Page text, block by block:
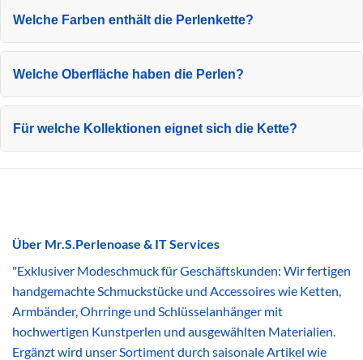
Welche Farben enthält die Perlenkette?
Welche Oberfläche haben die Perlen?
Für welche Kollektionen eignet sich die Kette?
Über Mr.S.Perlenoase & IT Services
"Exklusiver Modeschmuck für Geschäftskunden: Wir fertigen
handgemachte Schmuckstücke und Accessoires wie Ketten,
Armbänder, Ohrringe und Schlüsselanhänger mit
hochwertigen Kunstperlen und ausgewählten Materialien.
Ergänzt wird unser Sortiment durch saisonale Artikel wie